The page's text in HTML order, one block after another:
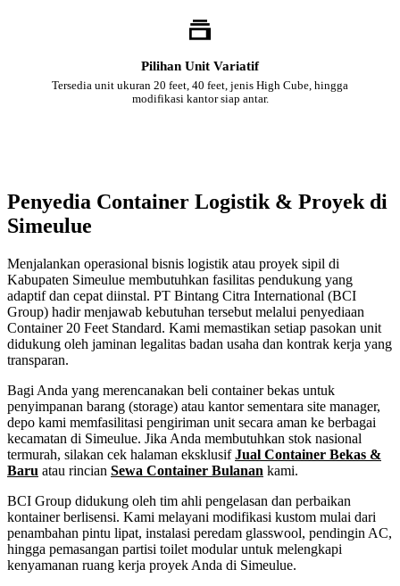
Pilihan Unit Variatif
Tersedia unit ukuran 20 feet, 40 feet, jenis High Cube, hingga
modifikasi kantor siap antar.
Penyedia Container Logistik & Proyek di
Simeulue
Menjalankan operasional bisnis logistik atau proyek sipil di
Kabupaten Simeulue membutuhkan fasilitas pendukung yang
adaptif dan cepat diinstal. PT Bintang Citra International (BCI
Group) hadir menjawab kebutuhan tersebut melalui penyediaan
Container 20 Feet Standard. Kami memastikan setiap pasokan unit
didukung oleh jaminan legalitas badan usaha dan kontrak kerja yang
transparan.
Bagi Anda yang merencanakan beli container bekas untuk
penyimpanan barang (storage) atau kantor sementara site manager,
depo kami memfasilitasi pengiriman unit secara aman ke berbagai
kecamatan di Simeulue. Jika Anda membutuhkan stok nasional
termurah, silakan cek halaman eksklusifJual Container Bekas &
Baru atau rincian Sewa Container Bulanan kami.
BCI Group didukung oleh tim ahli pengelasan dan perbaikan
kontainer berlisensi. Kami melayani modifikasi kustom mulai dari
penambahan pintu lipat, instalasi peredam glasswool, pendingin AC,
hingga pemasangan partisi toilet modular untuk melengkapi
kenyamanan ruang kerja proyek Anda di Simeulue.